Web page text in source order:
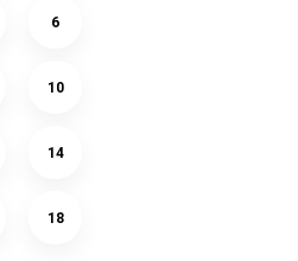
6
10
14
18